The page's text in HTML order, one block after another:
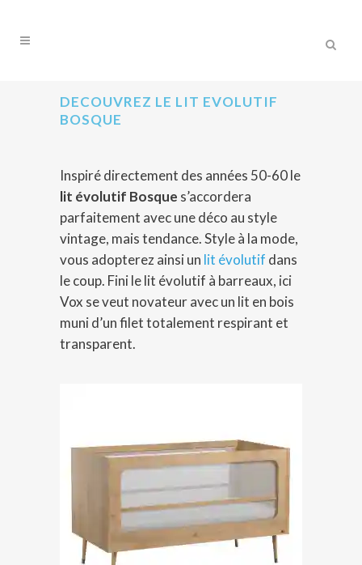
DECOUVREZ LE LIT EVOLUTIF
BOSQUE
Inspiré directement des années 50-60 le
lit évolutif Bosque s’accordera
parfaitement avec une déco au style
vintage, mais tendance. Style à la mode,
vous adopterez ainsi un lit évolutif dans
le coup. Fini le lit évolutif à barreaux, ici
Vox se veut novateur avec un lit en bois
muni d’un filet totalement respirant et
transparent.